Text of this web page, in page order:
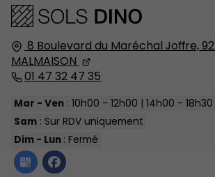
8 Boulevard du Maréchal Joffre,
MALMAISON
01 47 32 47 35
Mar - Ven : 10h00 - 12h00 | 14h00 - 18h30
Sam : Sur RDV uniquement
Dim - Lun : Fermé